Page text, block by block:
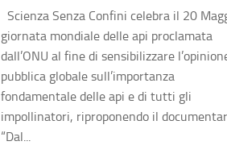
Scienza Senza Confini celebra il 20
giornata mondiale delle api proclamata
dall’ONU al fine di sensibilizzare
pubblica globale sull’importanza
fondamentale delle api e di tutti gli
impollinatori, riproponendo il
“Dal...